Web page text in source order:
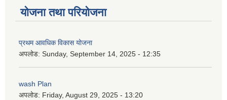
योजना तथा परियोजना
प्रथम आवधिक विकास योजना
अपलोड: Sunday, September 14, 2025 - 12:35
wash Plan
अपलोड: Friday, August 29, 2025 - 13:20